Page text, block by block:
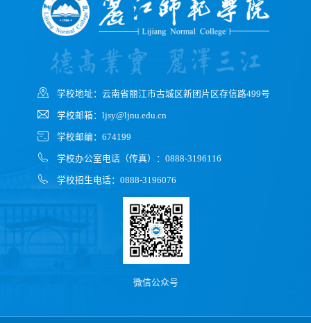
学校地址：云南省丽江市古城区新团片区存信路499号
学校邮箱：ljsy@ljnu.edu.cn
学校邮编：674199
学校办公室电话（传真）：0888-3196116
学校招生电话：0888-3196076
微信公众号